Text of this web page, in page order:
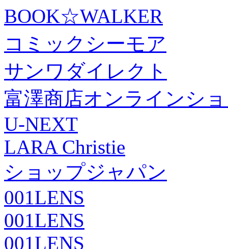
BOOK☆WALKER
コミックシーモア
サンワダイレクト
富澤商店オンラインシ
U-NEXT
LARA Christie
ショップジャパン
001LENS
001LENS
001LENS